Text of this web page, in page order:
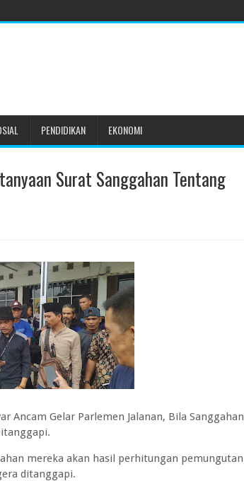
PENDIDIKAN EKONOMI
Surat Sanggahan Tentang
Ancam Gelar Parlemen Jalanan, Bila Sanggahan
mereka akan hasil perhitungan pemungutan
ditanggapi.